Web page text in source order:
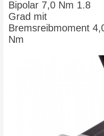
Bipolar 7,0 Nm 1.8
Grad mit
Bremsreibmoment
Nm